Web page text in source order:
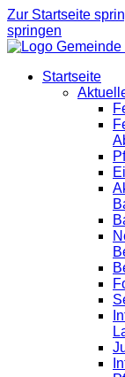
Zur Startseite
springen
Startseite